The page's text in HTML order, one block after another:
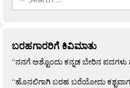
ಬರಹಗಾರರಿಗೆ ಕಿವಿಮಾತು
“ನನಗೆ ಅಶ್ಟೊಂದು ಕನ್ನಡ ಬೇರಿನ ಪದಗಳು
“ಹೊನಲಿಗಾಗಿ ಬರಹ ಬರೆಯೋದು